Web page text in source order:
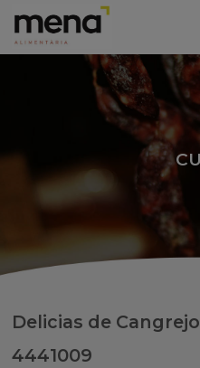
Delicias de
4441009